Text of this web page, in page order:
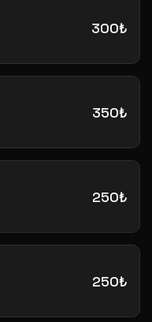
300₺
350₺
250₺
250₺